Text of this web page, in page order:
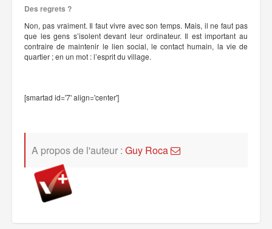
Des regrets ?
Non, pas vraiment. Il faut vivre avec son temps. Mais, il ne faut pas
que les gens s’isolent devant leur ordinateur. Il est important au
contraire de maintenir le lien social, le contact humain, la vie de
quartier ; en un mot : l’esprit du village.
[smartad id='7' align='center']
A propos de l'auteur : Guy Roca